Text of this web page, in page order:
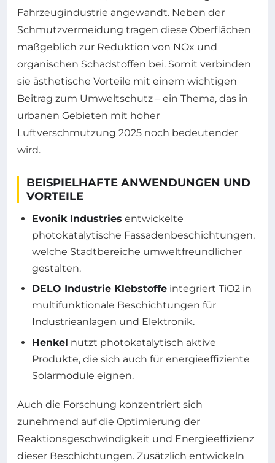
Fahrzeugindustrie angewandt. Neben der
Schmutzvermeidung tragen diese Oberflächen
maßgeblich zur Reduktion von NOx und
organischen Schadstoffen bei. Somit verbinden
sie ästhetische Vorteile mit einem wichtigen
Beitrag zum Umweltschutz – ein Thema, das in
urbanen Gebieten mit hoher
Luftverschmutzung 2025 noch bedeutender
wird.
BEISPIELHAFTE ANWENDUNGEN UND
VORTEILE
Evonik Industries entwickelte
photokatalytische Fassadenbeschichtungen,
welche Stadtbereiche umweltfreundlicher
gestalten.
DELO Industrie Klebstoffe integriert TiO2 in
multifunktionale Beschichtungen für
Industrieanlagen und Elektronik.
Henkel nutzt photokatalytisch aktive
Produkte, die sich auch für energieeffiziente
Solarmodule eignen.
Auch die Forschung konzentriert sich
zunehmend auf die Optimierung der
Reaktionsgeschwindigkeit und Energieeffizienz
dieser Beschichtungen. Zusätzlich entwickeln